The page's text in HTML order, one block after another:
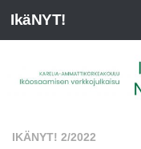
IkäNYT!
IKÄNYT! 2/2022